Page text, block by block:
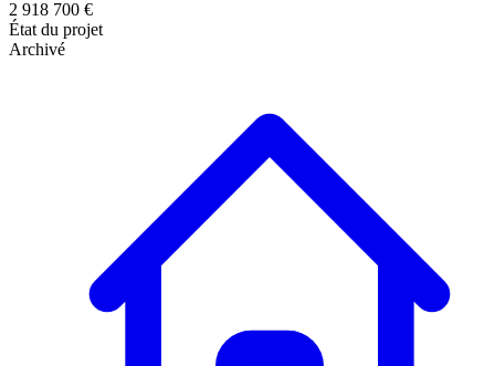
2 918 700 €
État du projet
Archivé